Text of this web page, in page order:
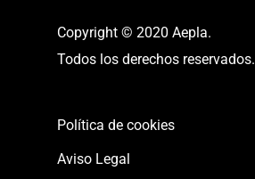
Copyright © 2020 Aepla.
Todos los derechos reservados.
Política de cookies
Aviso Legal